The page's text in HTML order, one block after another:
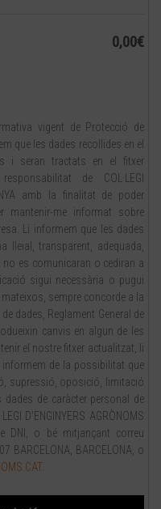
0,00€
vigent de Protecció de
que les dades recollides en el
i seran tractats en el fitxer
de COL·LEGI
amb la finalitat de poder
mantenir-me informat sobre
Li informem que les dades
lleial, transparent, adequada,
es comunicaran o cediran a
sigui necessària o pugui
sempre concorde a la
dades, Reglament General de
canvis en algun de les
el nostre fitxer actualitzat, li
de la possibilitat que
supressió, oposició, limitació
de caràcter personal de
D’ENGINYERS AGRÒNOMS
DNI, o bé mitjançant correu
BARCELONA, BARCELONA, o
.